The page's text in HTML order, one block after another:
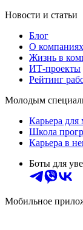
Новости и статьи
Блог
О
Жизнь в
ИТ-проекты
Рейтинг
Молодым
Карьера для
Школа
Карьера в
Боты для
Мобильное